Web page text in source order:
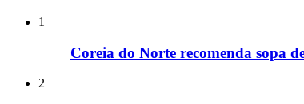
1
Coreia do Norte recomenda sopa
2